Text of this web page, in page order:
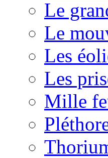
Le
Le
Les
Les
Mille